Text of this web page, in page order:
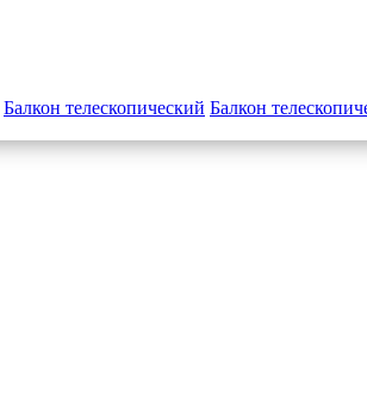
Балкон телескопический Балкон